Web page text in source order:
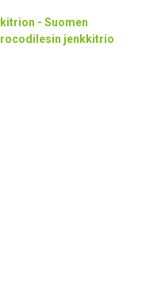
- Suomen
jenkkitrio